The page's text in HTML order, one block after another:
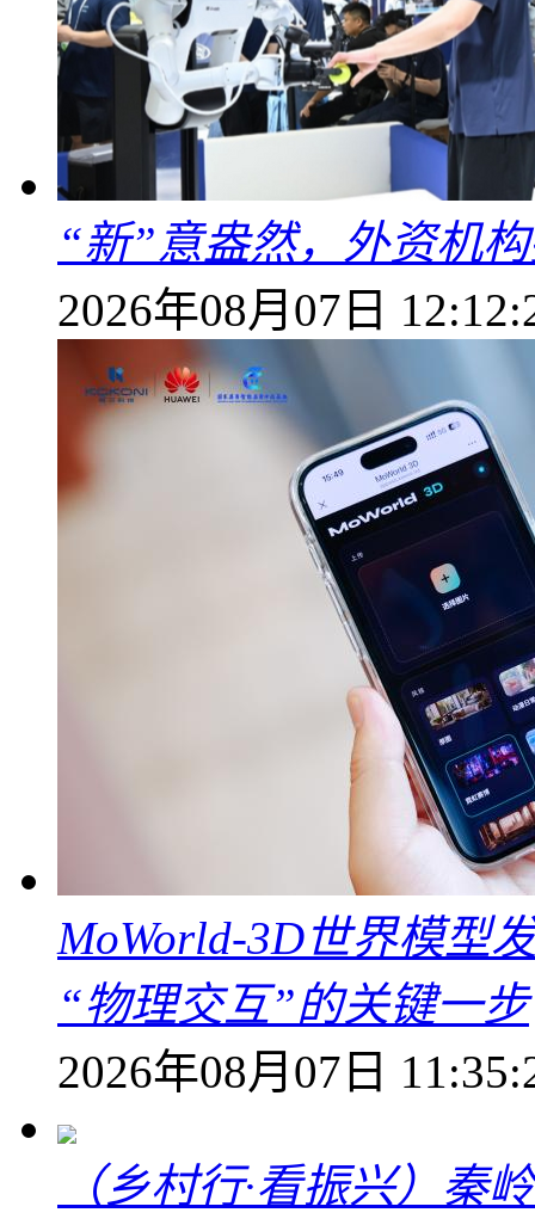
“新”意盎然，外资机
2026年08月07日
MoWorld-3D世界模型
“物理交互”的关键一步
2026年08月07日
（乡村行·看振兴）秦